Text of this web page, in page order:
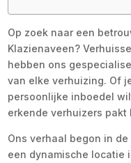
Op zoek naar een
Klazienaveen?
hebben ons
van elke verhuizing. Of
persoonlijke inboedel
erkende verhuizers
Ons verhaal begon in
een dynamische locatie